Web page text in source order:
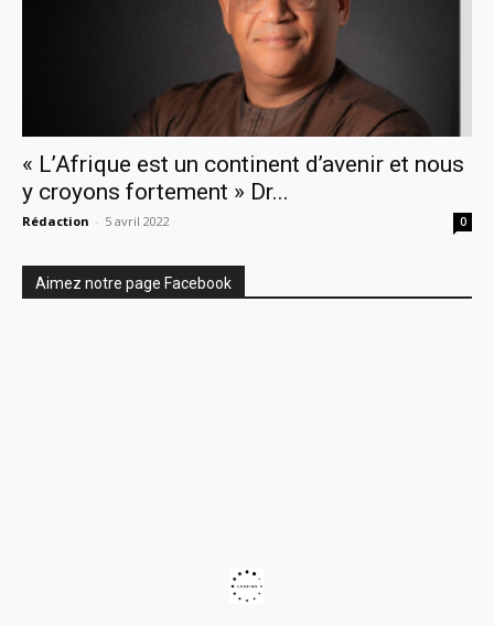
« L’Afrique est un continent d’avenir et nous
y croyons fortement » Dr...
Rédaction - 5 avril 2022 0
Aimez notre page Facebook